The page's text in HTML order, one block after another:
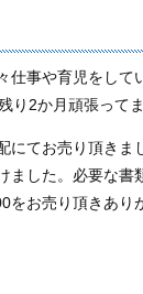
仕事や育児をして
り2か月頑張ってま
にてお売り頂きま
した。必要な書
お売り頂きあり